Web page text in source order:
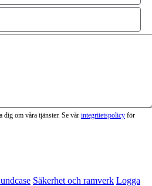
om våra tjänster. Se vår integritetspolicy för
Säkerhet och ramverk Logga